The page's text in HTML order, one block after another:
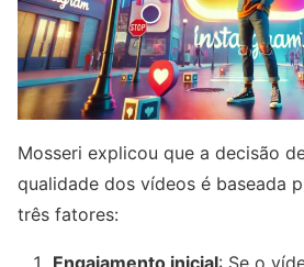
Mosseri explicou que a decisão
qualidade dos vídeos é baseada
três fatores: